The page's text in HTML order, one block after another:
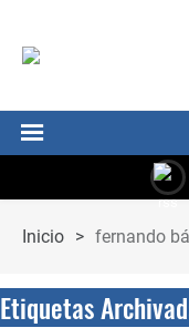
Inicio > fernando
Etiquetas